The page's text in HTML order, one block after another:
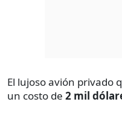
El lujoso avión privado
un costo de 2 mil